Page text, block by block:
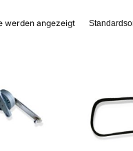
werden angezeigt